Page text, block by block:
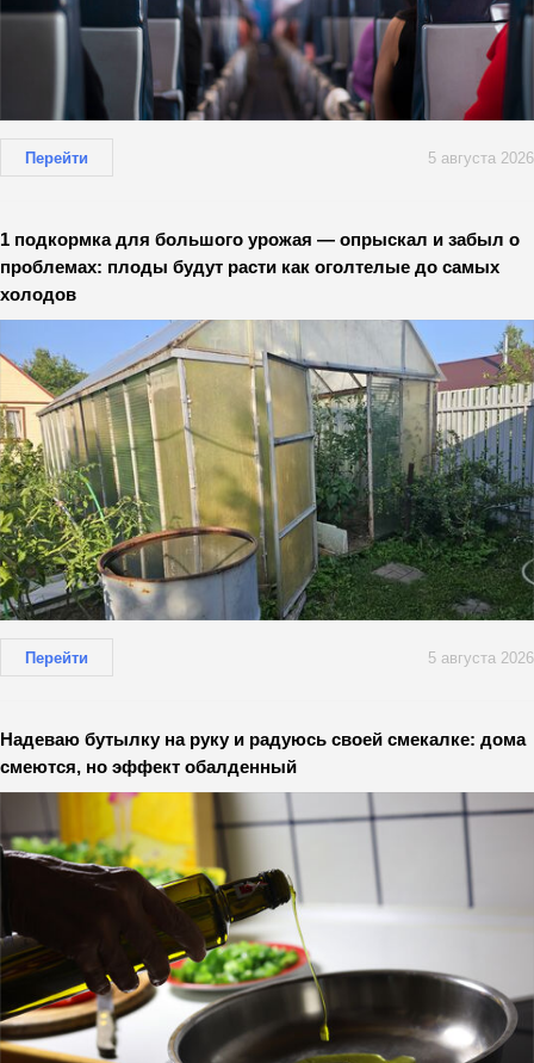
Перейти 5 августа 2026
1 подкормка для большого урожая — опрыскал и забыл о
проблемах: плоды будут расти как оголтелые до самых
холодов
Перейти 5 августа 2026
Надеваю бутылку на руку и радуюсь своей смекалке: дома
смеются, но эффект обалденный